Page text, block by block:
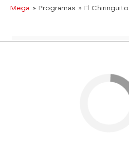
Mega » Programas » El